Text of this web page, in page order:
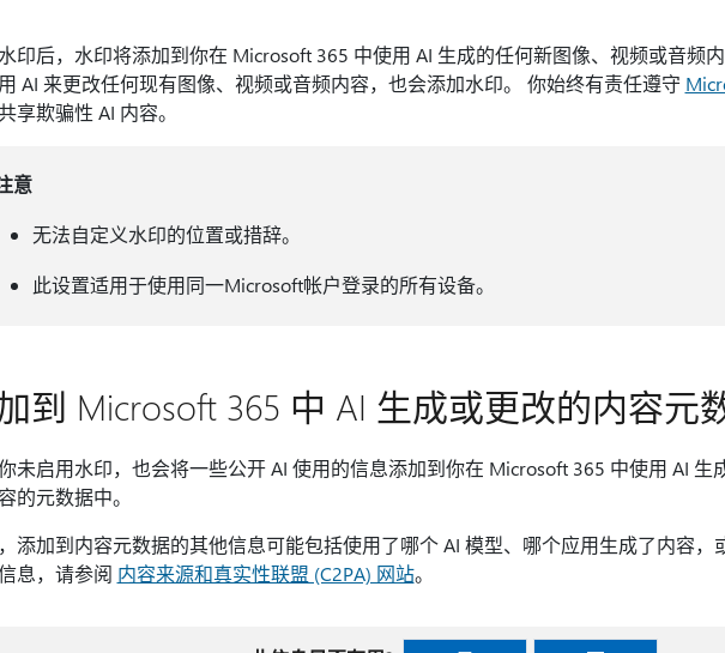
印后，水印将添加到你在 Microsoft 365 中使用 AI 生成的任何新图像、视频或音频
AI 来更改任何现有图像、视频或音频内容，也会添加水印。 你始终有责任遵守
享欺骗性 AI 内容。
意
无法自定义水印的位置或措辞。
此设置适用于使用同一Microsoft帐户登录的所有设备。
到 Microsoft 365 中 AI 生成或更改的内容元
未启用水印，也会将一些公开 AI 使用的信息添加到你在 Microsoft 365 中使用 AI 生
的元数据中。
添加到内容元数据的其他信息可能包括使用了哪个 AI 模型、哪个应用生成了内容，
息，请参阅 内容来源和真实性联盟 (C2PA) 网站。